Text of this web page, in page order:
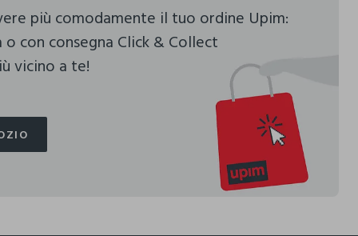
più comodamente il tuo ordine Upim:
con consegna Click & Collect
vicino a te!